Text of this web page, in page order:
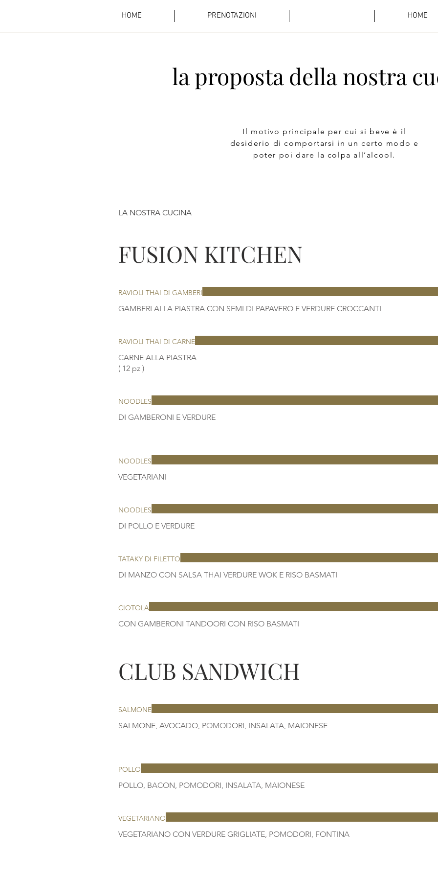
HOME PRENOTAZIONI HOME
la proposta dellanostra
Il motivo principale per cui si beve è il
desiderio di comportarsi in un certo modo e
poter poi dare la colpa all’alcool.
LA NOSTRA CUCINA
FUSION KITCHEN
RAVIOLI THAI DI GAMBERI
RAVIOLI THAI DI CARNE
CARNE ALLA PIASTRA
NOODLES
DI GAMBERONI E VERDURE
NOODLES
NOODLES
DI POLLO E VERDURE
TATAKY DI FILETTO
CIOTOLA
CLUB SANDWICH
SALMONE
SALMONE, AVOCADO, POMODORI, INSALATA, MAIONESE
POLLO
VEGETARIANO
VEGETARIANO CON VERDURE GRIGLIATE, POMODORI, FONTINA